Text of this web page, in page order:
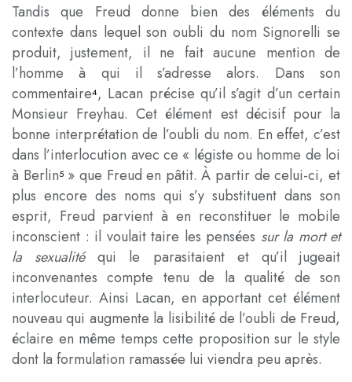
Tandis que Freud donne bien des éléments du
contexte dans lequel son oubli du nom Signorelli se
produit, justement, il ne fait aucune mention de
l’homme à qui il s’adresse alors. Dans son
commentaire4, Lacan précise qu’il s’agit d’un certain
Monsieur Freyhau. Cet élément est décisif pour la
bonne interprétation de l’oubli du nom. En effet, c’est
dans l’interlocution avec ce « légiste ou homme de loi
à Berlin5» que Freud en pâtit. À partir de celui-ci, et
plus encore des noms qui s’y substituent dans son
esprit, Freud parvient à en reconstituer le mobile
inconscient : il voulait taire les pensées sur la mort et
la sexualitéqui le parasitaient et qu’il jugeait
inconvenantes compte tenu de la qualité de son
interlocuteur. Ainsi Lacan, en apportant cet élément
nouveau qui augmente la lisibilité de l’oubli de Freud,
éclaire en même temps cette proposition sur le style
dont la formulation ramassée lui viendra peu après.